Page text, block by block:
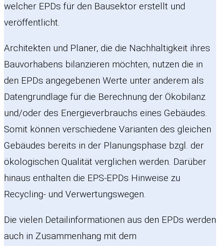
welcher EPDs für den Bausektor erstellt und
veröffentlicht.
Architekten und Planer, die die Nachhaltigkeit ihres
Bauvorhabens bilanzieren möchten, nutzen die in
den EPDs angegebenen Werte unter anderem als
Datengrundlage für die Berechnung der Ökobilanz
und/oder des Energieverbrauchs eines Gebäudes.
Somit können verschiedene Varianten des gleichen
Gebäudes bereits in der Planungsphase bzgl. der
ökologischen Qualität verglichen werden. Darüber
hinaus enthalten die EPS-EPDs Hinweise zu
Recycling- und Verwertungswegen.
Die vielen Detailinformationen aus den EPDs werden
auch in Zusammenhang mit dem